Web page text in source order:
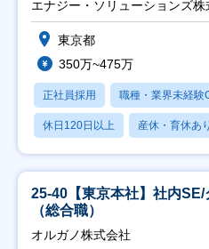
エナジー・ソリューションズ株
東京都
350万~475万
正社員採用 職種・業界未経験
休日120日以上 産休・育休あり
25-40【東京本社】社内
（総合職）
オルガノ株式会社